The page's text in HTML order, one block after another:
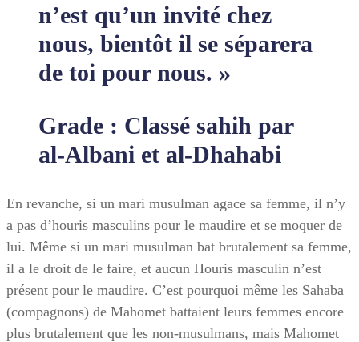
n’est qu’un invité chez
nous, bientôt il se séparera
de toi pour nous. »
Grade : Classé sahih par
al-Albani et al-Dhahabi
En revanche, si un mari musulman agace sa femme, il n’y
a pas d’houris masculins pour le maudire et se moquer de
lui. Même si un mari musulman bat brutalement sa femme,
il a le droit de le faire, et aucun Houris masculin n’est
présent pour le maudire. C’est pourquoi même les Sahaba
(compagnons) de Mahomet battaient leurs femmes encore
plus brutalement que les non-musulmans, mais Mahomet